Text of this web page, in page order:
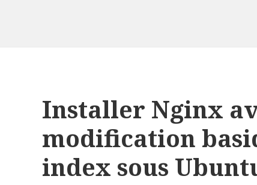
Installer Nginx
modification
index sous